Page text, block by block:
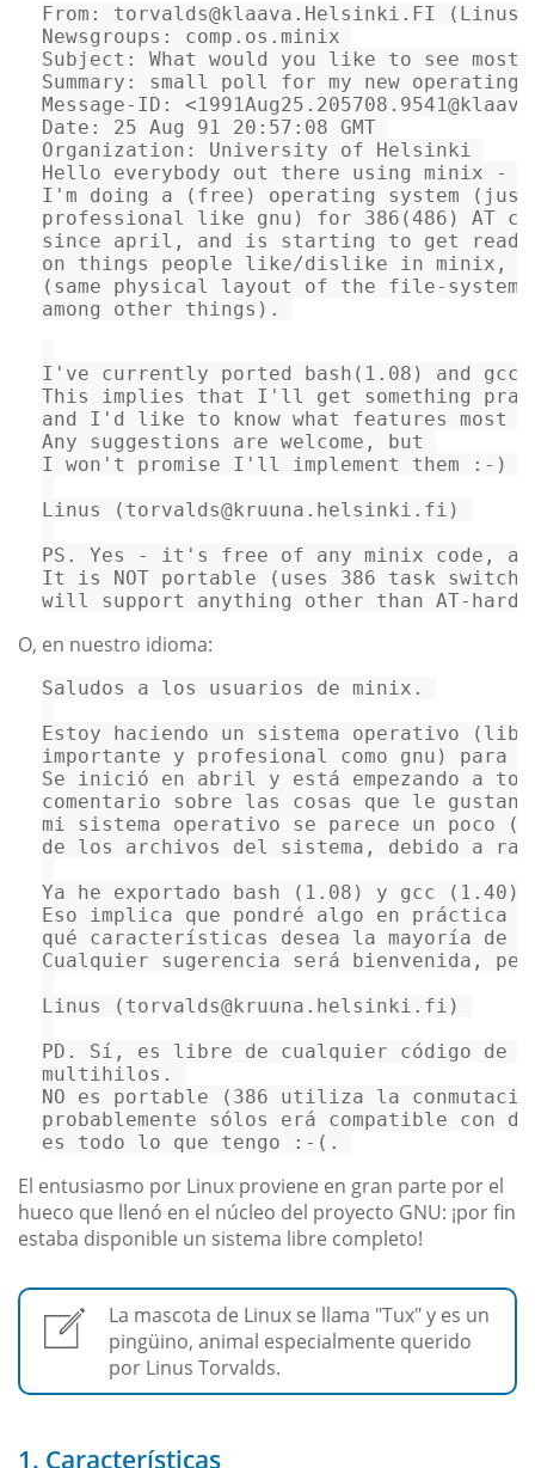
From:
Newsgroups:
Subject:
What would you like to see most
Summary:
small poll for my new operating
Message-ID: <1991Aug25. 205708.9541@
Date:
25 Aug 91 20 : 57 : 08
Organization:
University of Helsinki
Hello everybody out there using
minix -
I 'm doing a (free) operating system
professional like gnu) for 386 (486 ) AT
since april, and is starting to get
on things people like/dislike in minix,
(same physical layout of the file-system
among other things).
I 've currently ported bash(1.08) and
This implies that I 'll get something
and
I 'd like to know what features most
Any suggestions are welcome, but
I won 't promise I'll implement them :-)
Linus (torvalds@kruuna.helsinki.fi)
PS. Yes - it 's free of any minix code,
It is NOT portable (uses 386 task
will support anything other than AT-
O, en nuestro idioma:
Saludos a los usuarios de minix .
Estoy
haciendo un sistema operativo
importante y profesional como gnu) para
Se
inició en abril y está empezando a
comentario
sobre las cosas que le gustan
mi
sistema operativo se parece un poco
de los archivos del sistema, debido a
Ya
he exportado bash ( 1.08 ) y gcc ( 1.40 )
Eso
implica que pondré algo en práctica
qué características desea la mayoría de
Cualquier
sugerencia será bienvenida ,
Linus
(torvalds@kruuna .helsinki.fi)
PD . Sí, es libre de cualquier código de
multihilos
NO
es portable ( 386 utiliza la
probablemente
sólos erá compatible con
es
todo lo que tengo : - (.
El entusiasmo por Linux proviene en gran parte por el
hueco que llenó en el núcleo del proyecto GNU: ¡por fin
estaba disponible un sistema libre completo!
La mascota de Linux se llama "Tux" y es un
pingüino, animal especialmente querido
por Linus Torvalds.
1. Características